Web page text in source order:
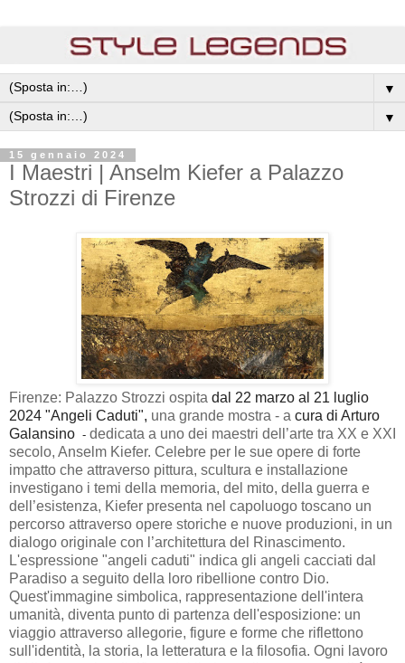
▼
▼
15 gennaio 2024
I Maestri | Anselm Kiefer a Palazzo
Strozzi di Firenze
Firenze: Palazzo Strozzi ospita dal 22 marzo al 21 luglio
2024 "Angeli Caduti", una grande mostra - a cura di Arturo
Galansino - dedicata a uno dei maestri dell’arte tra XX e XXI
secolo, Anselm Kiefer. Celebre per le sue opere di forte
impatto che attraverso pittura, scultura e installazione
investigano i temi della memoria, del mito, della guerra e
dell’esistenza, Kiefer presenta nel capoluogo toscano un
percorso attraverso opere storiche e nuove produzioni, in un
dialogo originale con l’architettura del Rinascimento.
L'espressione "angeli caduti" indica gli angeli cacciati dal
Paradiso a seguito della loro ribellione contro Dio.
Quest'immagine simbolica, rappresentazione dell'intera
umanità, diventa punto di partenza dell'esposizione: un
viaggio attraverso allegorie, figure e forme che riflettono
sull'identità, la storia, la letteratura e la filosofia. Ogni lavoro